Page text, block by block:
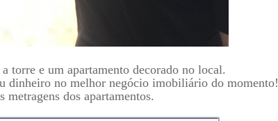
torre e um apartamento decorado no local.
dinheiro no melhor negócio imobiliário do momento!
metragens dos apartamentos.